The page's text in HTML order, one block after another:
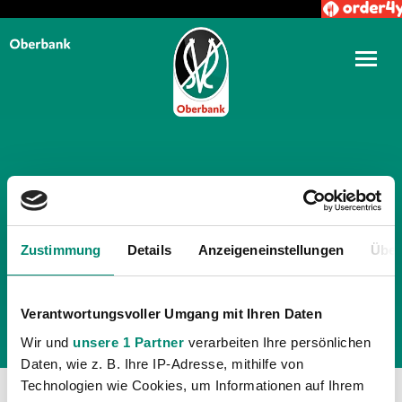
Zustimmung Details Anzeigeneinstellungen
Verantwortungsvoller Umgang mit Ihren Daten
Wir und unsere 1 Partner verarbeiten Ihre persönlichen
Daten, wie z. B. Ihre IP-Adresse, mithilfe von
Technologien wie Cookies, um Informationen auf Ihrem
TÄGLICHE ARCHIVE: 9. JULI
2009